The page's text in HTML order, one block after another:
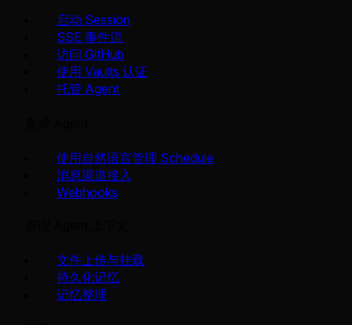
启动 Session
SSE 事件流
访问 GitHub
使用 Vaults 认证
托管 Agent
使用自然语言管理 Schedule
消息渠道接入
Webhooks
文件上传与挂载
持久化记忆
记忆整理